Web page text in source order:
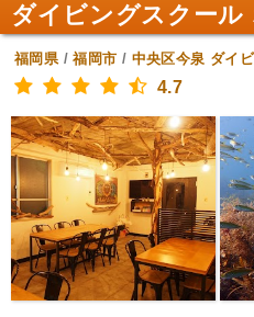
ダイビングスクール
福岡県/福岡市 / 中央区今泉 ダイ
4.7